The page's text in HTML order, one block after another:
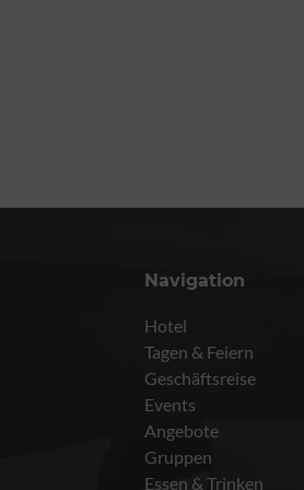
Navigation
Hotel
Tagen & Feiern
Geschäftsreise
Events
Angebote
Gruppen
Essen & Trinken